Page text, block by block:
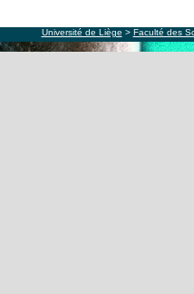
Université de Liège > Faculté des